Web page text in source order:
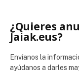
¿Quieres
Jaiak.eus?
Envíanos la
ayúdanos a darles